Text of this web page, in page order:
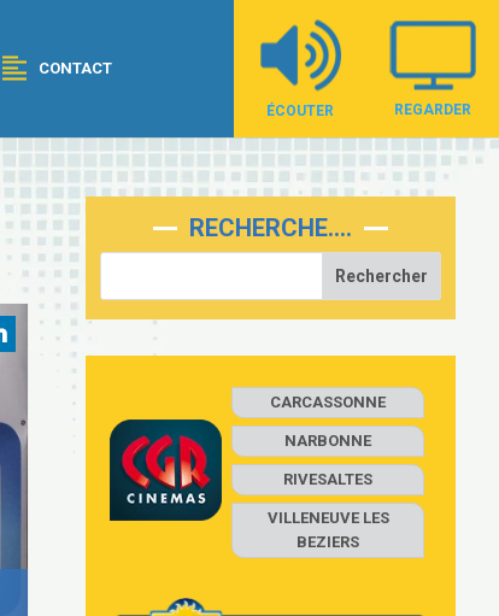
CONTACT
ÉCOUTER REGARDER
RECHERCHE….
CARCASSONNE
NARBONNE
RIVESALTES
VILLENEUVE LES
BEZIERS